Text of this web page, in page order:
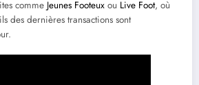
comme Jeunes Footeux ou Live Foot, où
des dernières transactions sont